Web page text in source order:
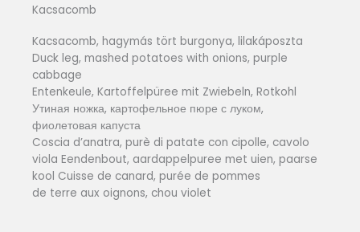
Kacsacomb
Kacsacomb, hagymás tört burgonya, lilakáposzta
Duck leg, mashed potatoes with onions, purple
cabbage
Entenkeule, Kartoffelpüree mit Zwiebeln, Rotkohl
Утиная ножка, картофельное пюре с луком,
фиолетовая капуста
Coscia d’anatra, purè di patate con cipolle, cavolo
viola Eendenbout, aardappelpuree met uien, paarse
kool Cuisse de canard, purée de pommes
de terre aux oignons, chou violet